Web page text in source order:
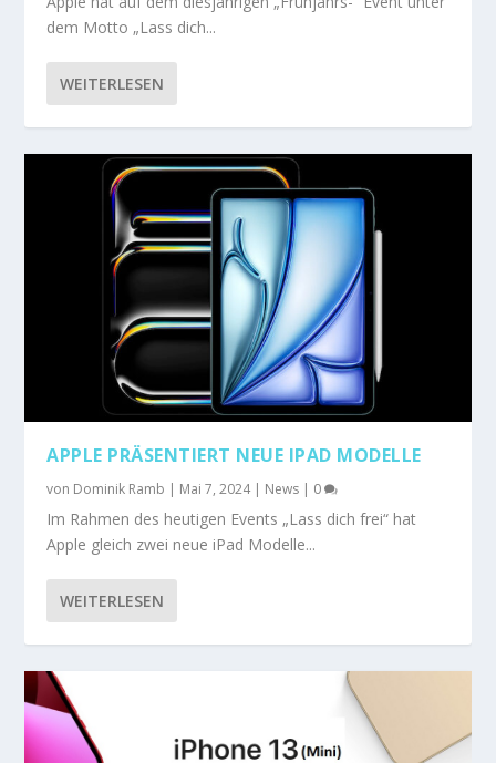
dem Motto „Lass dich...
WEITERLESEN
APPLE PRÄSENTIERT NEUE IPAD MODELLE
von Dominik Ramb | Mai 7, 2024| News | 0
Im Rahmen des heutigen Events „Lass dich frei“ hat
Apple gleich zwei neue iPad Modelle...
WEITERLESEN